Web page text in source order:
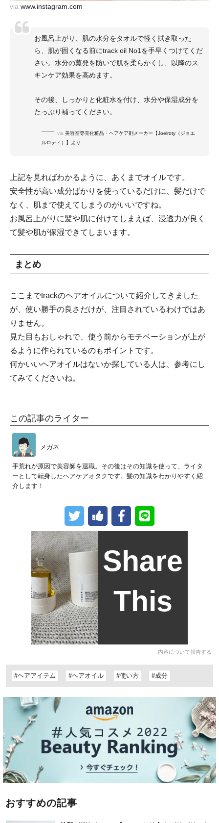
via www.instagram.com
お風呂上がり、肌の水分をタオルで軽く拭き取った
ら、肌が固くなる前にtrack oil No1を手早くつけてくだ
さい。水分の蒸発を防いで肌を柔らかくし、以降のス
キンケア効果を高めます。
その後、しっかりと化粧水を付け、水分や保湿成分を
たっぷり補ってください。
via 美容室専売化粧品・ヘアケア剤メーカー【Joelroty（ジョエ
ルロティ）】より
上記を見ればわかるように、あくまでオイルです。
安全性が高い成分ばかりを使っているだけに、髪だけで
なく、肌まで使えてしまうのがいいですね。
お風呂上がりに髪や肌に付けてしまえば、浸透力が良く
て髪や肌が保湿できてしまいます。
まとめ
ここまでtrackのヘアオイルについて紹介してきました
が、使い勝手の良さだけが、注目されているわけではあ
りません。
見た目もおしゃれで、使う前からモチベーションが上が
るように作られているのもポイントです。
何かいいヘアオイルはないか探している人は、参考にし
てみてくださいね。
この記事のライター
メガネ
手荒れが原因で美容師を退職。その後はその知識を使って、ライタ
ーとして転身したヘアケアオタクです。髪の知識をわかりやすく紹
介します！
Share
This
内容について報告する
#ヘアアイテム #ヘアオイル #使い方 #成分
おすすめの記事